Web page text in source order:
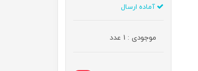
آماده ارسال
موجودی : 1 عدد